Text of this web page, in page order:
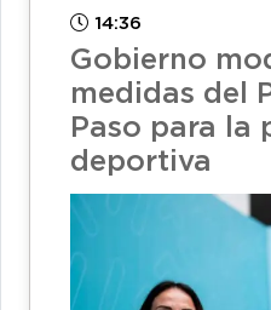
14:36
Gobierno
medidas del
Paso para la
deportiva